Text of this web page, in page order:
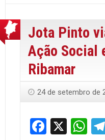
Jota Pinto
Ação Social
Ribamar
24 de setembro de
X